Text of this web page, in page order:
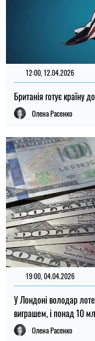
12:00, 12.04.2026
Британія готує країну
Олена Расенко
19:00, 04.04.2026
У Лондоні володар
виграшем, і понад 10
Олена Расенко